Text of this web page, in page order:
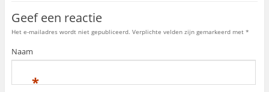
Geef een reactie
Het e-mailadres wordt niet gepubliceerd. Verplichte velden zijn gemarkeerd met *
Naam
*